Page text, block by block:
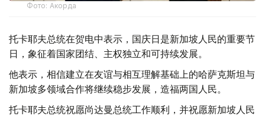
Фото: Акорда
托卡耶夫总统在贺电中表示，国庆日是新加坡人民的重要节
日，象征着国家团结、主权独立和可持续发展。
他表示，相信建立在友谊与相互理解基础上的哈萨克斯坦与
新加坡多领域合作将继续稳步发展，造福两国人民。
托卡耶夫总统祝愿尚达曼总统工作顺利，并祝愿新加坡人民